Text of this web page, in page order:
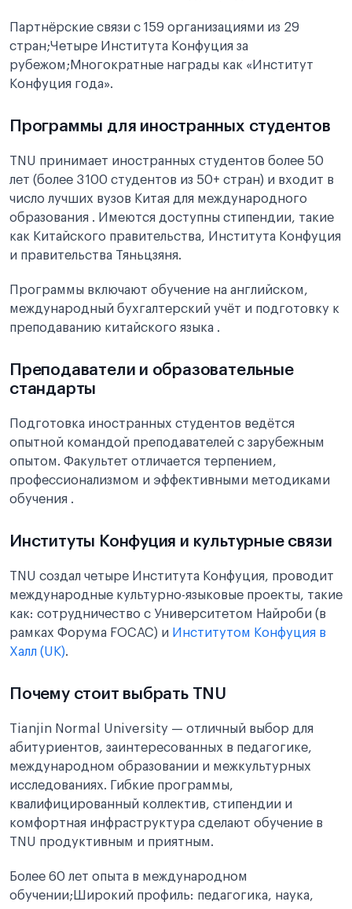
Партнёрские связи с 159 организациями из 29
стран;Четыре Института Конфуция за
рубежом;Многократные награды как «Институт
Конфуция года».
Программы для иностранных студентов
TNU принимает иностранных студентов более 50
лет (более 3 100 студентов из 50+ стран) и входит в
число лучших вузов Китая для международного
образования . Имеются доступны стипендии, такие
как Китайского правительства, Института Конфуция
и правительства Тяньцзяня.
Программы включают обучение на английском,
международный бухгалтерский учёт и подготовку к
преподаванию китайского языка .
Преподаватели и образовательные
стандарты
Подготовка иностранных студентов ведётся
опытной командой преподавателей с зарубежным
опытом. Факультет отличается терпением,
профессионализмом и эффективными методиками
обучения .
Институты Конфуция и культурные связи
TNU создал четыре Института Конфуция, проводит
международные культурно-языковые проекты, такие
как: сотрудничество с Университетом Найроби (в
рамках Форума FOCAC) и Институтом Конфуция в
Халл (UK).
Почему стоит выбрать TNU
Tianjin Normal University — отличный выбор для
абитуриентов, заинтересованных в педагогике,
международном образовании и межкультурных
исследованиях. Гибкие программы,
квалифицированный коллектив, стипендии и
комфортная инфраструктура сделают обучение в
TNU продуктивным и приятным.
Более 60 лет опыта в международном
обучении;Широкий профиль: педагогика, наука,